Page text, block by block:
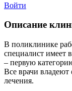
Войти
Описание
В поликлинике
специалист имеет
– первую
Все врачи
лечения.